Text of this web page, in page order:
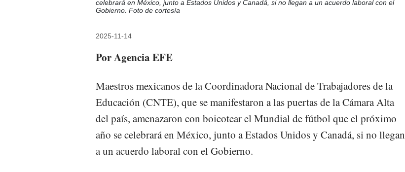
celebrará en México, junto a Estados Unidos y Canadá, si no llegan a un acuerdo laboral con el
Gobierno. Foto de cortesía
2025-11-14
Por Agencia EFE
Maestros mexicanos de la Coordinadora Nacional de Trabajadores de la
Educación (CNTE), que se manifestaron a las puertas de la Cámara Alta
del país, amenazaron con boicotear el Mundial de fútbol que el próximo
año se celebrará en México, junto a Estados Unidos y Canadá, si no llegan
a un acuerdo laboral con el Gobierno.